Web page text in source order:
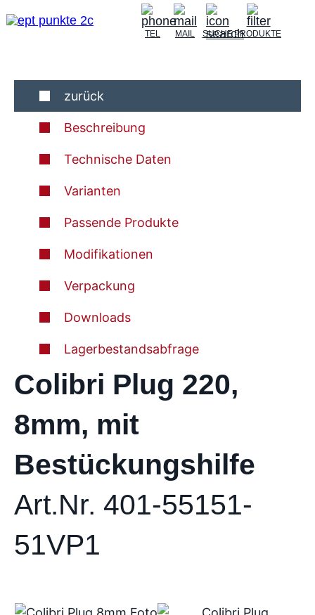
TEL MAIL SUCHEPRODUKTE
zurück
Beschreibung
Technische Daten
Varianten
Passende Produkte
Modifikationen
Verpackung
Downloads
Lagerbestandsabfrage
Colibri Plug 220,
8mm, mit
Bestückungshilfe
Art.Nr. 401-55151-
51VP1